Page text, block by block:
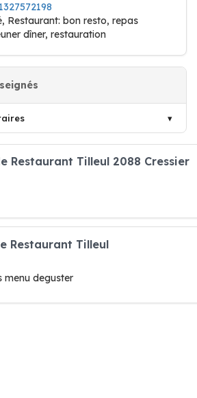
Restaurant: bon resto, repas
dîner, restauration
Restaurant Tilleul 2088 Cressier
Restaurant Tilleul
menu deguster